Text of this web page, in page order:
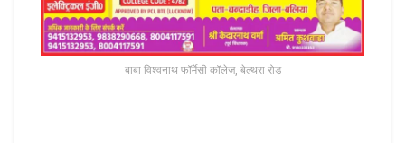
बाबा विश्वनाथ फॉर्मेसी कॉलेज, बेल्थरा रोड